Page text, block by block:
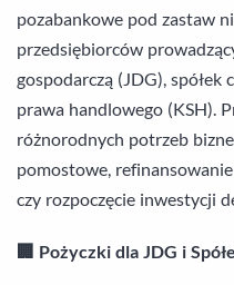
pozabankowe pod zastaw
przedsiębiorców
gospodarczą (JDG), spółek
prawa handlowego (KSH).
różnorodnych potrzeb
pomostowe,
czy rozpoczęcie inwestycji
🏢 Pożyczki dla JDG i